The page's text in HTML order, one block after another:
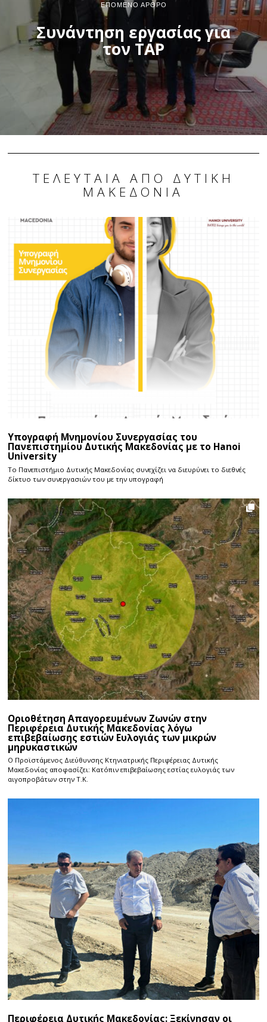
ΕΠΌΜΕΝΟ ΆΡΘΡΟ
Συνάντηση εργασίας για
τον TAP
ΤΕΛΕΥΤΑΊΑ ΑΠΌ ΔΥΤΙΚΉ
ΜΑΚΕΔΟΝΊΑ
Υπογραφή Μνημονίου Συνεργασίας του
Πανεπιστημίου Δυτικής Μακεδονίας με το Hanoi
University
Το Πανεπιστήμιο Δυτικής Μακεδονίας συνεχίζει να διευρύνει το διεθνές
δίκτυο των συνεργασιών του με την υπογραφή
Οριοθέτηση Απαγορευμένων Ζωνών στην
Περιφέρεια Δυτικής Μακεδονίας λόγω
επιβεβαίωσης εστιών Ευλογιάς των μικρών
μηρυκαστικών
Ο Προϊστάμενος Διεύθυνσης Κτηνιατρικής Περιφέρειας Δυτικής
Μακεδονίας αποφασίζει: Κατόπιν επιβεβαίωσης εστίας ευλογιάς των
αιγοπροβάτων στην Τ.Κ.
Περιφέρεια Δυτικής Μακεδονίας: Ξεκίνησαν οι